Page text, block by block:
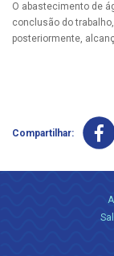
O abastecimento de
conclusão do
posteriormente,
Compartilhar: